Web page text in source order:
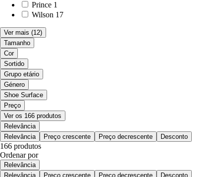
Prince 1
Wilson 17
Ver mais (12)
Tamanho
Cor
Sortido
Grupo etário
Género
Shoe Surface
Preço
Ver os 166 produtos
Relevância
Relevância
Preço crescente Preço decrescente Desconto
166 produtos
Ordenar por
Relevância
Relevância
Preço crescente Preço decrescente Desconto